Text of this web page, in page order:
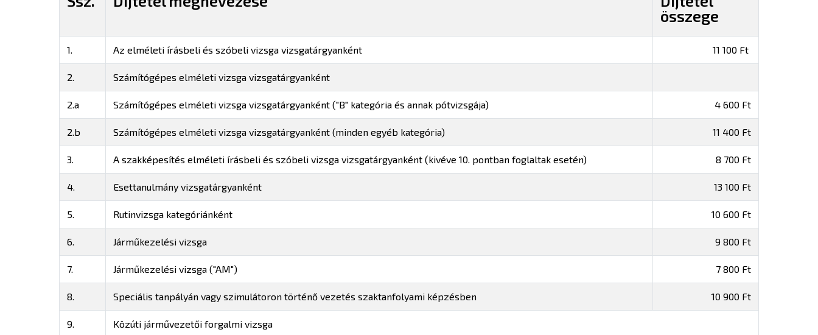
összege
1. Az elméleti írásbeli és szóbeli vizsga vizsgatárgyanként 11 100 Ft
2. Számítógépes elméleti vizsga vizsgatárgyanként
2.a Számítógépes elméleti vizsga vizsgatárgyanként ("B" kategória és annak pótvizsgája) 4 600 Ft
2.b Számítógépes elméleti vizsga vizsgatárgyanként (minden egyéb kategória) 11 400 Ft
3. A szakképesítés elméleti írásbeli és szóbeli vizsga vizsgatárgyanként (kivéve 10. pontban foglaltak esetén) 8 700 Ft
4. Esettanulmány vizsgatárgyanként 13 100 Ft
5. Rutinvizsga kategóriánként 10 600 Ft
6. Járműkezelési vizsga 9 800 Ft
7. Járműkezelési vizsga ("AM") 7 800 Ft
8. Speciális tanpályán vagy szimulátoron történő vezetés szaktanfolyami képzésben 10 900 Ft
9. Közúti járművezetői forgalmi vizsga